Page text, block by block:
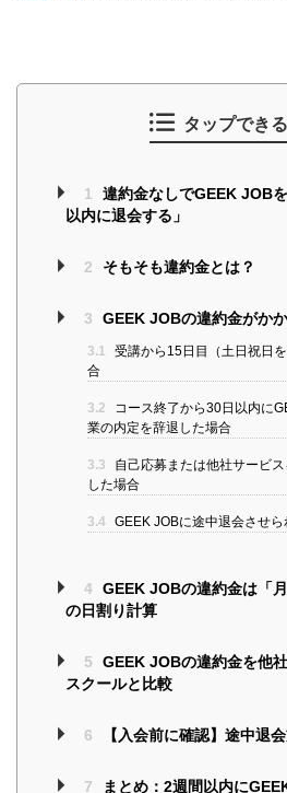
タップでき
1
違約金なしでGEEK JOB
以内に退会する」
2 そもそも違約金とは？
3 GEEK JOBの違約金がか
3.1
受講から15日目（土日祝日
合
3.2
コース終了から30日以内に
業の内定を辞退した場合
3.3
自己応募または他社サービ
した場合
3.4 GEEK JOBに途中退会させ
4
GEEK JOBの違約金は「
の日割り計算
5
GEEK JOBの違約金を他
スクールと比較
6 【入会前に確認】途中退
7
まとめ：2週間以内に